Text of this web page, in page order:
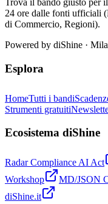
Trova il bando giusto per
24 ore dalle fonti ufficiali
di Commercio, Regioni).
Powered by diShine ·
Esplora
HomeTutti i bandi
Strumenti gratuiti
Ecosistema diShine
Radar Compliance AI Act
Workshop
MD/JSON
diShine.it